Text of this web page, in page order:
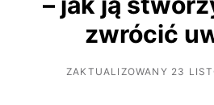
zwrócić
ZAKTUALIZOWANY 23